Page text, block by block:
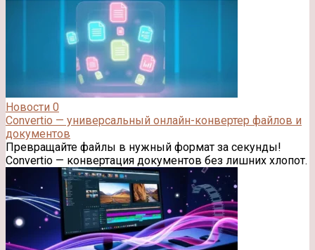
Новости 0
Convertio — универсальный онлайн-конвертер файлов и
документов
Превращайте файлы в нужный формат за секунды!
Convertio — конвертация документов без лишних хлопот.